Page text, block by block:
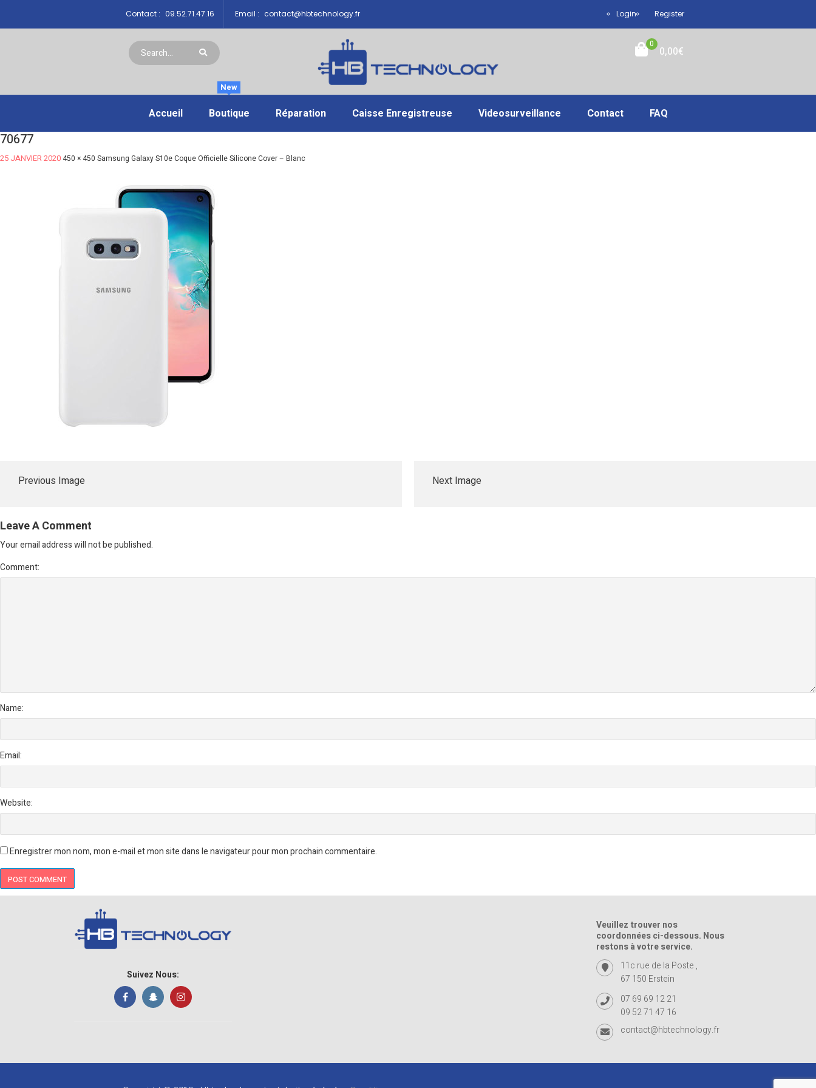
Contact : 09.52.71.47.16 Email : contact@hbtechnology.fr Login Register
0
0,00€
Accueil Boutique
New
Réparation Caisse Enregistreuse Videosurveillance Contact FAQ
70677
25 JANVIER 2020 450 × 450 Samsung Galaxy S10e Coque Officielle Silicone Cover – Blanc
Previous Image Next Image
Leave A Comment
Your email address will not be published.
Comment:
Name:
Email:
Website:
Enregistrer mon nom, mon e-mail et mon site dans le navigateur pour mon prochain commentaire.
Suivez Nous:
Veuillez trouver nos
coordonnées ci-dessous. Nous
restons à votre service.
11c rue de la Poste ,
67 150 Erstein
07 69 69 12 21
09 52 71 47 16
contact@hbtechnology.fr